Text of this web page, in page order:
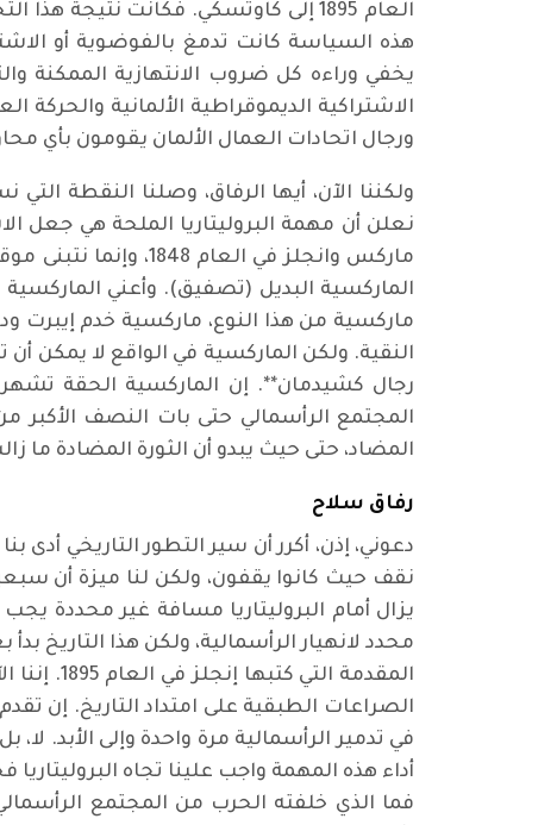
العام 1895 إلى كاوتسكي. فكانت
هذه السياسة كانت تدمغ بالفوضوية أو
يخفي وراءه كل ضروب الانتهازية الممكنة
الاشتراكية الديموقراطية الألمانية
ورجال اتحادات العمال الألمان يقومون بأي
ولكننا الآن، أيها الرفاق، وصلنا النقطة
نعلن أن مهمة البروليتاريا الملحة هي جعل
ماركس وانجلز في
الماركسية البديل (تصفيق). وأعني الماركسية
ماركسية من هذا النوع، ماركسية خدم إيبرت
النقية. ولكن الماركسية في الواقع لا يمكن أن
رجال كشيدمان**. إن الماركسية الحقة
المجتمع الرأسمالي حتى بات النصف الأكبر
المضاد، حتى حيث يبدو أن الثورة المضادة ما
رفاق سلاح
يزال أمام البروليتاريا مسافة غير محددة
الصراعات الطبقية على امتداد التاريخ. إن
في تدمير الرأسمالية مرة واحدة وإلى الأبد.
أداء هذه المهمة واجب علينا تجاه
فما الذي خلفته الحرب من المجتمع